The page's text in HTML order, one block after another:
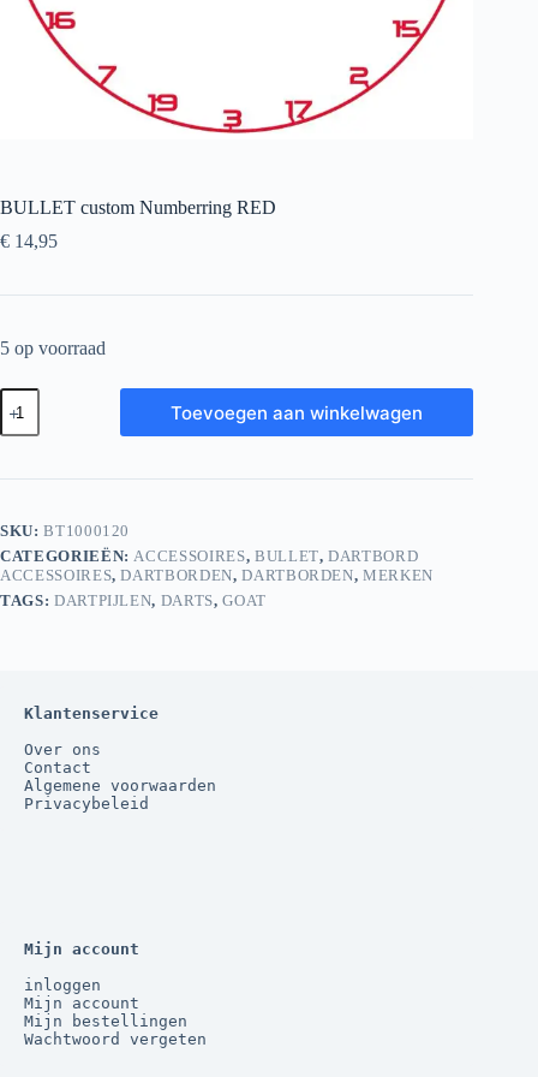
BULLET custom Numberring RED
€ 14,95
5 op voorraad
BULLET
custom
Numberring
aantal
Toevoegen aan winkelwagen
SKU:BT1000120
CATEGORIEËN:ACCESSOIRES, BULLET,DARTBORD
ACCESSOIRES,DARTBORDEN,DARTBORDEN,MERKEN
TAGS: DARTPIJLEN, DARTS,GOAT
Klantenservice
Over ons
Contact
Algemene voorwaarden
Privacybeleid
Mijn account
inloggen
Mijn account
Mijn bestellingen
Wachtwoord vergeten